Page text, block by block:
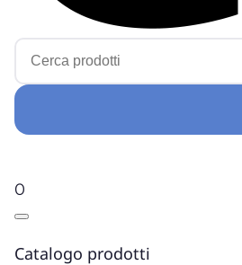
0
Catalogo prodotti